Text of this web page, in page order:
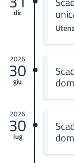
dic
2026
30
giu
2026
30
lug